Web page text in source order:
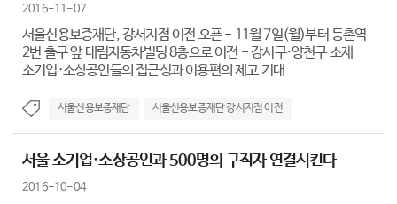
2016-11-07
서울신용보증재단, 강서지점 이전 오픈 - 11월 7일(월)부터 등촌역
2번 출구 앞 대림자동차빌딩 8층으로 이전 - 강서구·양천구 소재
소기업·소상공인들의 접근성과 이용편의 제고 기대
서울신용보증재단 서울신용보증재단 강서지점 이전
서울 소기업·소상공인과 500명의 구직자 연결시킨다
2016-10-04